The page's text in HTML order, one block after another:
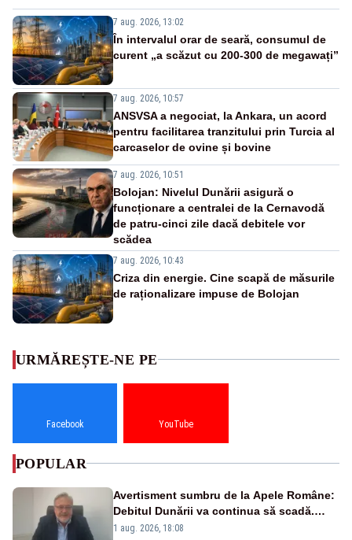
7 aug. 2026, 13:02
În intervalul orar de seară, consumul de
curent „a scăzut cu 200-300 de megawați”
7 aug. 2026, 10:57
ANSVSA a negociat, la Ankara, un acord
pentru facilitarea tranzitului prin Turcia al
carcaselor de ovine și bovine
7 aug. 2026, 10:51
Bolojan: Nivelul Dunării asigură o
funcționare a centralei de la Cernavodă
de patru-cinci zile dacă debitele vor
scădea
7 aug. 2026, 10:43
Criza din energie. Cine scapă de măsurile
de raționalizare impuse de Bolojan
URMĂREȘTE-NE PE
Facebook YouTube
POPULAR
Avertisment sumbru de la Apele Române:
Debitul Dunării va continua să scadă.
Cernavodă s-ar putea închide în 4 zile
1 aug. 2026, 18:08